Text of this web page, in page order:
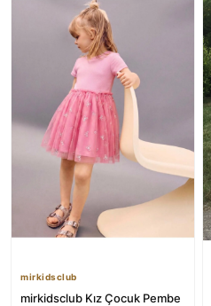
mirkidsclub
mirkidsclub Kız Çocuk Pembe